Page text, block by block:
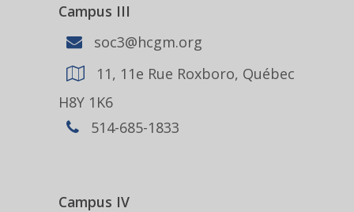
Campus III
soc3@hcgm.org
11, 11e Rue Roxboro, Québec
H8Y 1K6
514-685-1833
Campus IV